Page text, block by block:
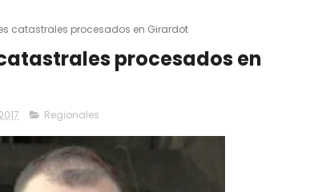
catastrales procesados en Girardot
procesados en
Regionales